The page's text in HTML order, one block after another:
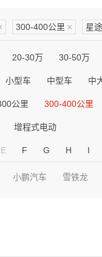
300-400公里 × 星途
20-30万 30-50万
小型车 中型车 中
公里 300-400公里
增程式电动
E F G H I
小鹏汽车 雪铁龙